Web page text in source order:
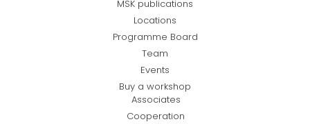
MSK publications
Locations
Programme Board
Team
Events
Buy a workshop
Associates
Cooperation